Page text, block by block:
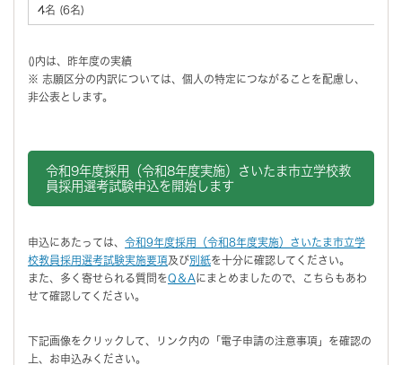
4名 (6名)
()内は、昨年度の実績
※ 志願区分の内訳については、個人の特定につながることを配慮し、
非公表とします。
令和9年度採用（令和8年度実施）さいたま市立学校教
員採用選考試験申込を開始します
申込にあたっては、 令和9年度採用（令和8年度実施）さいたま市立学
校教員採用選考試験実施要項及び別紙を十分に確認してください。
また、多く寄せられる質問をQ＆Aにまとめましたので、こちらもあわ
せて確認してください。
下記画像をクリックして、リンク内の「電子申請の注意事項」を確認の
上、お申込みください。